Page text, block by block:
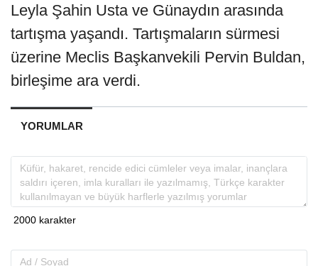
Leyla Şahin Usta ve Günaydın arasında
tartışma yaşandı. Tartışmaların sürmesi
üzerine Meclis Başkanvekili Pervin Buldan,
birleşime ara verdi.
YORUMLAR